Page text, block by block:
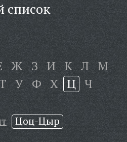
Ж З И К Л М
У Ф Х Ц Ч
Цоц-Цыр